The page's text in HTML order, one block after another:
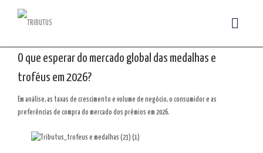
O que esperar do mercado global das medalhas e
troféus em 2026?
Em análise, as taxas de crescimento e volume de negócio, o consumidor e as
preferências de compra do mercado dos prémios em 2026.